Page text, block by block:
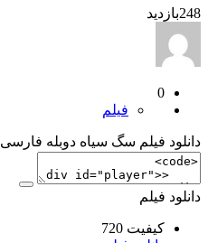
248بازدید
0
فیلم
دانلود فیلم سگ سیاه دوبله فارسیBlack Dog | سگ سیاه 2024 در سایت شما
دانلود فیلم
کیفیت 720